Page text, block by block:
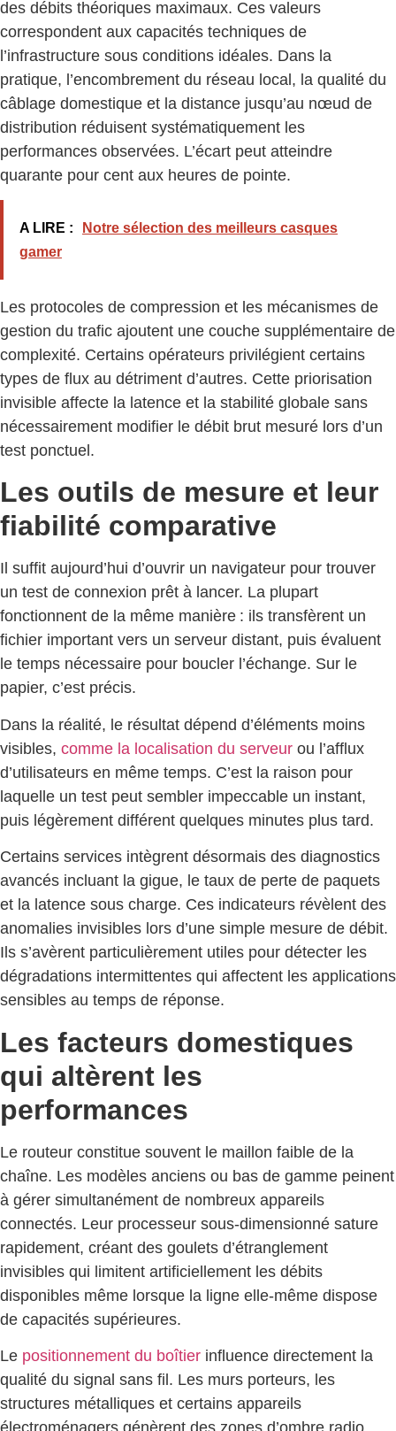
des débits théoriques maximaux. Ces valeurs
correspondent aux capacités techniques de
l’infrastructure sous conditions idéales. Dans la
pratique, l’encombrement du réseau local, la qualité du
câblage domestique et la distance jusqu’au nœud de
distribution réduisent systématiquement les
performances observées. L’écart peut atteindre
quarante pour cent aux heures de pointe.
A LIRE :
Notre sélection des meilleurs casques
gamer
Les protocoles de compression et les mécanismes de
gestion du trafic ajoutent une couche supplémentaire de
complexité. Certains opérateurs privilégient certains
types de flux au détriment d’autres. Cette priorisation
invisible affecte la latence et la stabilité globale sans
nécessairement modifier le débit brut mesuré lors d’un
test ponctuel.
Les outils de mesure et leur
fiabilité comparative
Il suffit aujourd’hui d’ouvrir un navigateur pour trouver
un test de connexion prêt à lancer. La plupart
fonctionnent de la même manière : ils transfèrent un
fichier important vers un serveur distant, puis évaluent
le temps nécessaire pour boucler l’échange. Sur le
papier, c’est précis.
Dans la réalité, le résultat dépend d’éléments moins
visibles, comme la localisation du serveur ou l’afflux
d’utilisateurs en même temps. C’est la raison pour
laquelle un test peut sembler impeccable un instant,
puis légèrement différent quelques minutes plus tard.
Certains services intègrent désormais des diagnostics
avancés incluant la gigue, le taux de perte de paquets
et la latence sous charge. Ces indicateurs révèlent des
anomalies invisibles lors d’une simple mesure de débit.
Ils s’avèrent particulièrement utiles pour détecter les
dégradations intermittentes qui affectent les applications
sensibles au temps de réponse.
Les facteurs domestiques
qui altèrent les
performances
Le routeur constitue souvent le maillon faible de la
chaîne. Les modèles anciens ou bas de gamme peinent
à gérer simultanément de nombreux appareils
connectés. Leur processeur sous-dimensionné sature
rapidement, créant des goulets d’étranglement
invisibles qui limitent artificiellement les débits
disponibles même lorsque la ligne elle-même dispose
de capacités supérieures.
Le positionnement du boîtier influence directement la
qualité du signal sans fil. Les murs porteurs, les
structures métalliques et certains appareils